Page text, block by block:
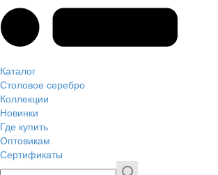
Каталог
Столовое серебро
Коллекции
Новинки
Где купить
Оптовикам
Сертификаты